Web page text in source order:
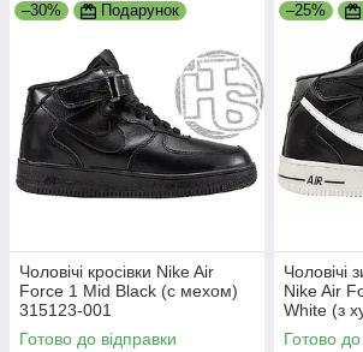
–30% Подарунок
Чоловічі кросівки Nike Air
Force 1 Mid Black (с мехом)
315123-001
Готово до відправки
–25%
Чоловічі
Nike Air
White (з
Готово до